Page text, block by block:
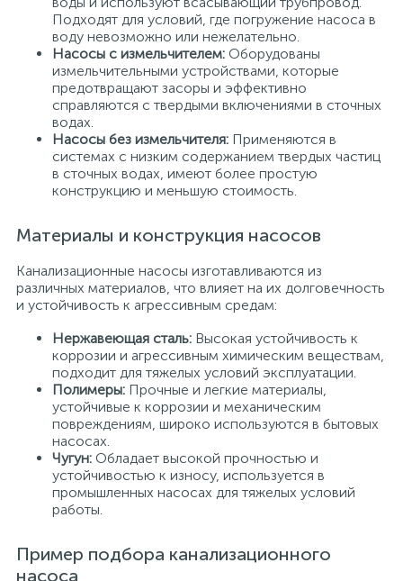
Подходят для условий, где погружение насоса в
воду невозможно или нежелательно.
Насосы с измельчителем: Оборудованы
измельчительными устройствами, которые
предотвращают засоры и эффективно
справляются с твердыми включениями в сточных
водах.
Насосы без измельчителя: Применяются в
системах с низким содержанием твердых частиц
в сточных водах, имеют более простую
конструкцию и меньшую стоимость.
Материалы и конструкция насосов
Канализационные насосы изготавливаются из
различных материалов, что влияет на их долговечность
и устойчивость к агрессивным средам:
Нержавеющая сталь: Высокая устойчивость к
коррозии и агрессивным химическим веществам,
подходит для тяжелых условий эксплуатации.
Полимеры: Прочные и легкие материалы,
устойчивые к коррозии и механическим
повреждениям, широко используются в бытовых
насосах.
Чугун: Обладает высокой прочностью и
устойчивостью к износу, используется в
промышленных насосах для тяжелых условий
работы.
Пример подбора канализационного
насоса